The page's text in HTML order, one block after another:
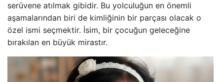
serüvene atılmak gibidir. Bu yolculuğun en önemli
aşamalarından biri de kimliğinin bir parçası olacak o
özel ismi seçmektir. İsim, bir çocuğun geleceğine
bırakılan en büyük mirastır.